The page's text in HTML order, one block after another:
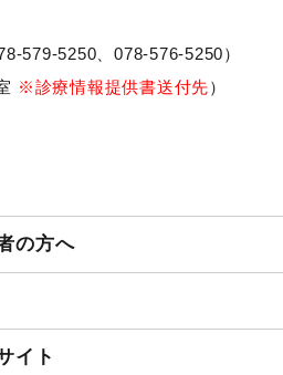
579-5250、 078-576-5250）
※診療情報提供書送付先）
の方へ
イト